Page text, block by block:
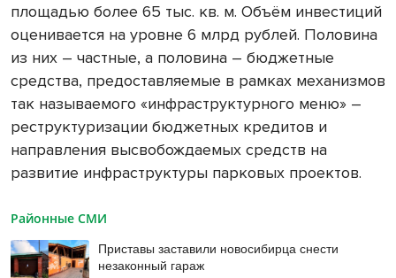
площадью более 65 тыс. кв. м. Объём инвестиций
оценивается на уровне 6 млрд рублей. Половина
из них – частные, а половина – бюджетные
средства, предоставляемые в рамках механизмов
так называемого «инфраструктурного меню» –
реструктуризации бюджетных кредитов и
направления высвобождаемых средств на
развитие инфраструктуры парковых проектов.
Районные СМИ
Приставы заставили новосибирца снести
незаконный гараж